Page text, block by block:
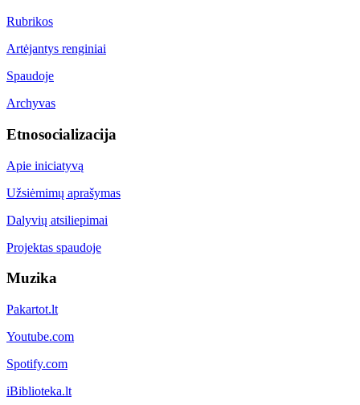
Rubrikos
Artėjantys renginiai
Spaudoje
Archyvas
Etnosocializacija
Apie iniciatyvą
Užsiėmimų aprašymas
Dalyvių atsiliepimai
Projektas spaudoje
Muzika
Pakartot.lt
Youtube.com
Spotify.com
iBiblioteka.lt